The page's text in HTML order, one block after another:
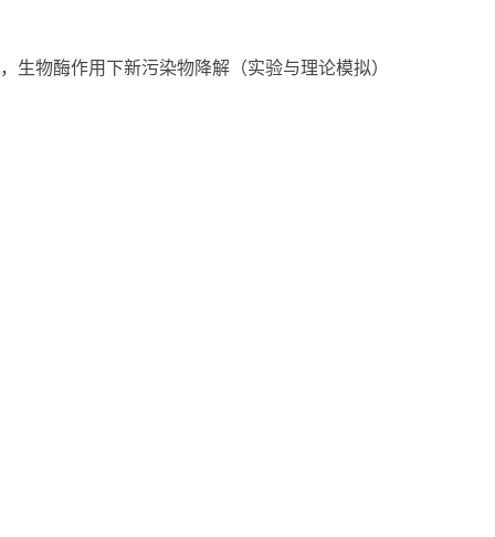
生物酶作用下新污染物降解（实验与理论模拟）